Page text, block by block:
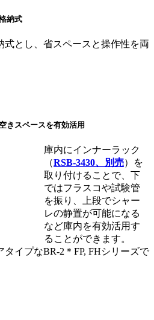
納式
式とし、省スペースと操作性を両
きスペースを有効活用
庫内にインナーラック
（RSB-3430、別売）を
取り付けることで、下
ではフラスコや試験管
を振り、上段でシャー
レの静置が可能になる
など庫内を有効活用す
ることができます。
タイプなBR-2＊FP, FHシリーズで